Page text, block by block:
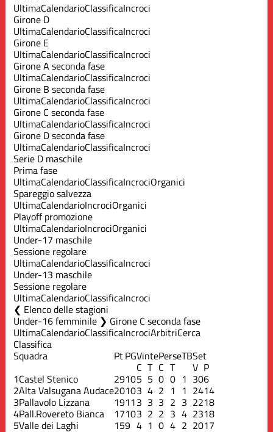
UltimaCalendarioClassificaIncroci
Girone D
UltimaCalendarioClassificaIncroci
Girone E
UltimaCalendarioClassificaIncroci
Girone A seconda fase
UltimaCalendarioClassificaIncroci
Girone B seconda fase
UltimaCalendarioClassificaIncroci
Girone C seconda fase
UltimaCalendarioClassificaIncroci
Girone D seconda fase
UltimaCalendarioClassificaIncroci
Serie D maschile
Prima fase
UltimaCalendarioClassificaIncrociOrganici
Spareggio salvezza
UltimaCalendarioIncrociOrganici
Playoff promozione
UltimaCalendarioIncrociOrganici
Under-17 maschile
Sessione regolare
UltimaCalendarioClassificaIncroci
Under-13 maschile
Sessione regolare
UltimaCalendarioClassificaIncroci
Elenco delle stagioni
Under-16 femminile ❯ Girone C seconda fase
UltimaCalendarioClassificaIncrociArbitriCerca
Classifica
Squadra PtPGVintePerseTBSet
C T C T V P
1Castel Stenico 29105 5 0 0 1 306
2Alta Valsugana Audace20103 4 2 1 1 2414
3Pallavolo Lizzana 19113 3 3 2 3 2218
4Pall.Rovereto Bianca 17103 2 2 3 4 2318
5Valle dei Laghi 159 4 1 0 4 2 2017